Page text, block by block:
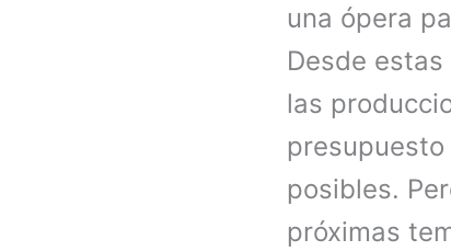
una ópera
Desde
las
posibles.
próximas